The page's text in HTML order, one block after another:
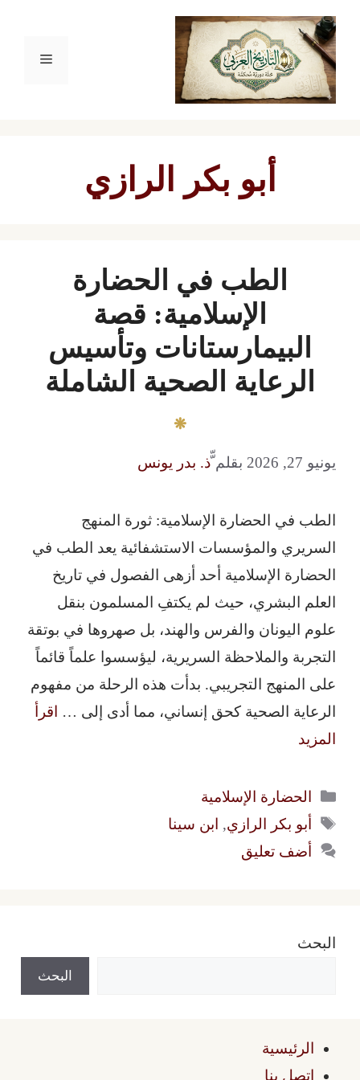
انتقل
المحتوى
القائمة
أبو بكر الرازي
الطب في الحضارة
الإسلامية: قصة
البيمارستانات وتأسيس
الرعاية الصحية الشاملة
يونيو 27, 2026 بقلمّّذ. بدر يونس
الطب في الحضارة الإسلامية: ثورة المنهج
السريري والمؤسسات الاستشفائية يعد الطب في
الحضارة الإسلامية أحد أزهى الفصول في تاريخ
العلم البشري، حيث لم يكتفِ المسلمون بنقل
علوم اليونان والفرس والهند، بل صهروها في بوتقة
التجربة والملاحظة السريرية، ليؤسسوا علماً قائماً
على المنهج التجريبي. بدأت هذه الرحلة من مفهوم
الرعاية الصحية كحق إنساني، مما أدى إلى … اقرأ
المزيد
التصنيفات
الحضارة الإسلامية
الوسوم
أبو بكر الرازي, ابن سينا
أضف تعليق
البحث
البحث
الرئيسية
اتصل بنا